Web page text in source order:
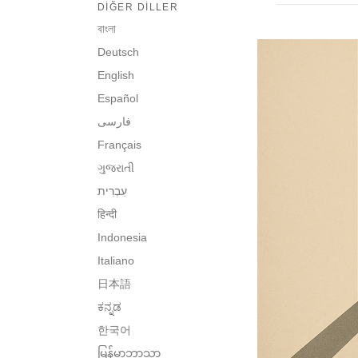
DIĞER DILLER
বাংলা
Deutsch
English
Español
فارسی
Français
ગુજરાતી
हिन्दी
Indonesia
Italiano
日本語
ಕನ್ನಡ
한국어
မြန်မာဘာသာ